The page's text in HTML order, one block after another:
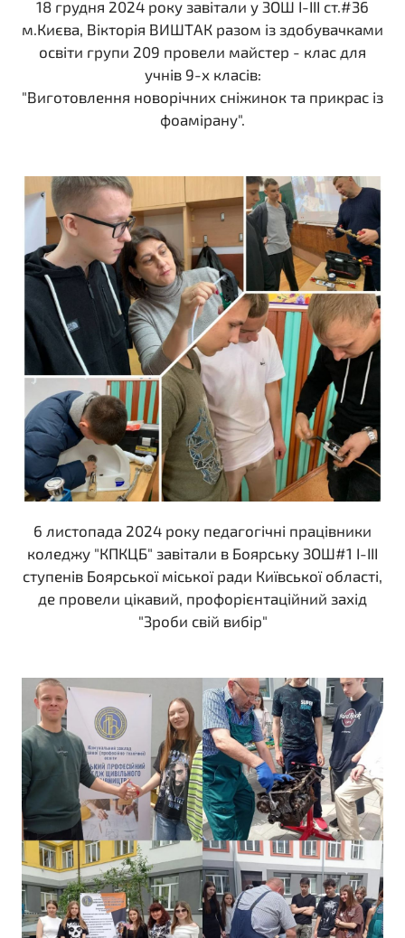
18 грудня 2024 року завітали у ЗОШ I-III ст.#36
м.Києва, Вікторія ВИШТАК разом із здобувачками
освіти групи 209 провели майстер - клас для
учнів 9-х класів:
"Виготовлення новорічних сніжинок та прикрас із
фоамірану".
6 листопада 2024 року педагогічні працівники
коледжу "КПКЦБ" завітали в Боярську ЗОШ#1 I-III
ступенів Боярської міської ради Київської області,
де провели цікавий, профорієнтаційний захід
"Зроби свій вибір"